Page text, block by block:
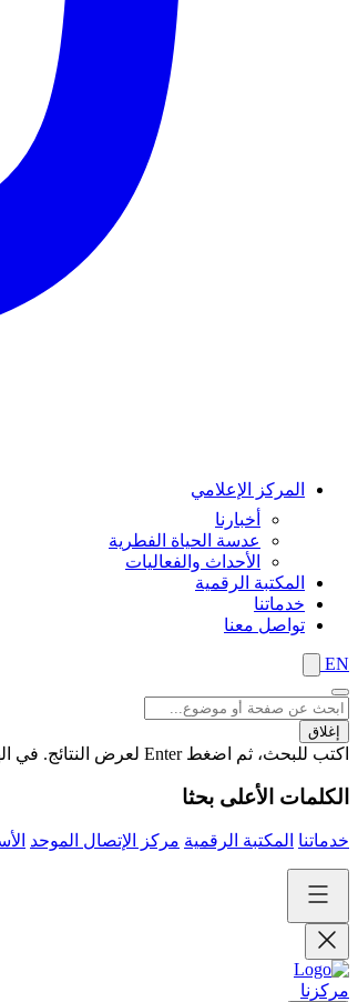
المركز الإعلامي
أخبارنا
عدسة الحياة الفطرية
الأحداث والفعاليات
المكتبة الرقمية
خدماتنا
تواصل معنا
EN
إغلاق
اكتب للبحث، ثم اضغط Enter لعرض النتائج. في الهاتف المحمول، اضغط على زر "بحث" لعرض النتائج
الكلمات الأعلى بحثا
خدماتنا المكتبة الرقمية مركز الإتصال الموحد
مركزنا